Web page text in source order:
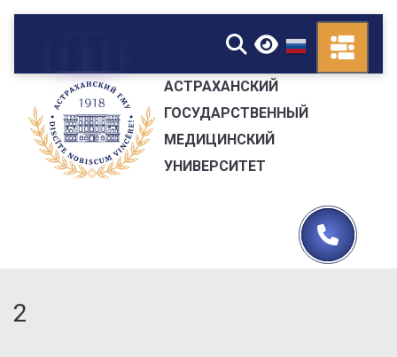
▼
АСТРАХАНСКИЙ
ГОСУДАРСТВЕННЫЙ
МЕДИЦИНСКИЙ
УНИВЕРСИТЕТ
2